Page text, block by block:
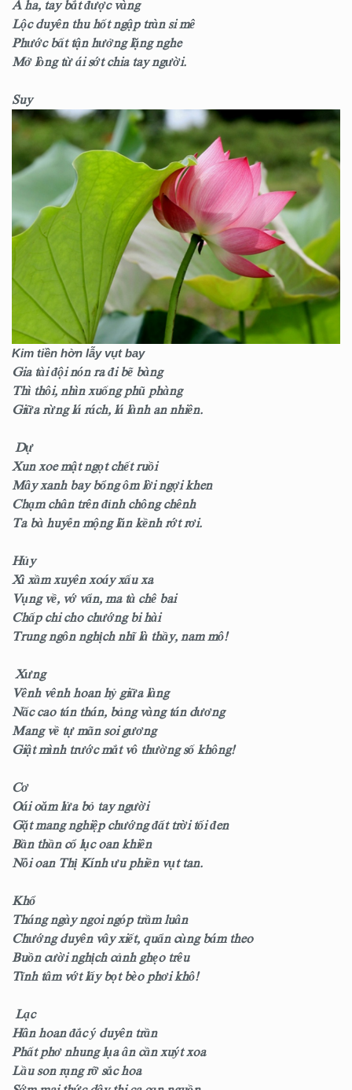
A ha, tay bắt được vàng
Lộc duyên thu hốt ngập tràn si mê
Phước bất tận hưởng lặng nghe
Mở lòng từ ái sớt chia tay người.
Suy
Kim tiền hờn lẫy vụt bay
Gia tài đội nón ra đi bẽ bàng
Thì thôi, nhìn xuống phũ phàng
Giữa rừng lá rách, lá lành an nhiên.
Dự
Xun xoe mật ngọt chết ruồi
Mây xanh bay bổng ôm lời ngợi khen
Chạm chân trên đỉnh chông chênh
Ta bà huyễn mộng lăn kềnh rớt rơi.
Hủy
Xì xầm xuyên xoáy xấu xa
Vụng về, vớ vẩn, ma tà chê bai
Chấp chi cho chướng bi hài
Trung ngôn nghịch nhĩ là thầy, nam mô!
Xưng
Vênh vênh hoan hỷ giữa làng
Nấc cao tán thán, bảng vàng tán dương
Mang về tự mãn soi gương
Giật mình trước mắt vô thường số không!
Cơ
Oái oăm lửa bỏ tay người
Gặt mang nghiệp chướng đất trời tối đen
Bần thần cổ lục oan khiên
Nỗi oan Thị Kính ưu phiền vụt tan.
Khổ
Tháng ngày ngoi ngóp trầm luân
Chướng duyên vây xiết, quẩn cùng bám theo
Buồn cười nghịch cảnh ghẹo trêu
Tĩnh tâm vớt lấy bọt bèo phơi khô!
Lạc
Hân hoan đắc ý duyên trần
Phất phơ nhung lụa ân cần xuýt xoa
Lầu son rạng rỡ sắc hoa